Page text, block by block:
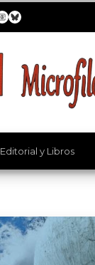
Editorial y Libros